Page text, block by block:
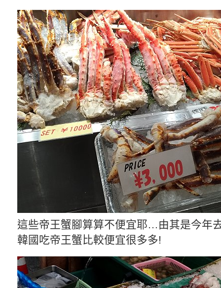
這些帝王蟹腳算算不便宜耶…由其是今年
韓國吃帝王蟹比較便宜很多多!